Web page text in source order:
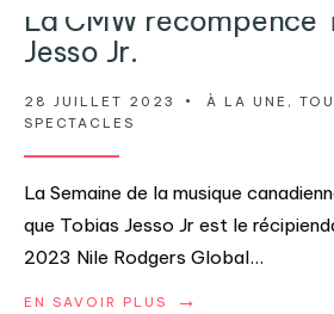
La CMW récompence
Jesso Jr.
28 JUILLET 2023 • À LA UNE ,
SPECTACLES
La Semaine de la musique
que Tobias Jesso Jr est le
2023 Nile Rodgers Global...
EN SAVOIR PLUS →